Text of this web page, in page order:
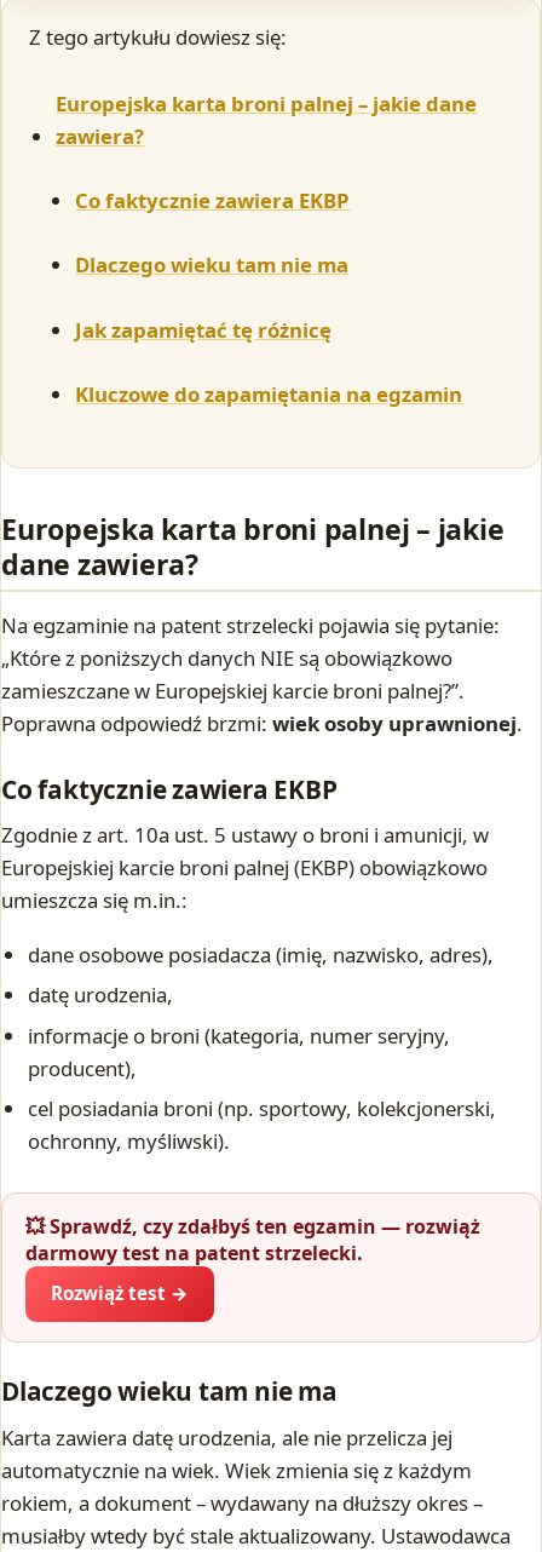
Z tego artykułu dowiesz się:
Europejska karta broni palnej – jakie dane
zawiera?
Co faktycznie zawiera EKBP
Dlaczego wieku tam nie ma
Jak zapamiętać tę różnicę
Kluczowe do zapamiętania na egzamin
Europejska karta broni palnej – jakie
dane zawiera?
Na egzaminie na patent strzelecki pojawia się pytanie:
„Które z poniższych danych NIE są obowiązkowo
zamieszczane w Europejskiej karcie broni palnej?”.
Poprawna odpowiedź brzmi: wiek osoby uprawnionej.
Co faktycznie zawiera EKBP
Zgodnie z art. 10a ust. 5 ustawy o broni i amunicji, w
Europejskiej karcie broni palnej (EKBP) obowiązkowo
umieszcza się m.in.:
dane osobowe posiadacza (imię, nazwisko, adres),
datę urodzenia,
informacje o broni (kategoria, numer seryjny,
producent),
cel posiadania broni (np. sportowy, kolekcjonerski,
ochronny, myśliwski).
💥 Sprawdź, czy zdałbyś ten egzamin — rozwiąż
darmowy test na patent strzelecki.
Rozwiąż test →
Dlaczego wieku tam nie ma
Karta zawiera datę urodzenia, ale nie przelicza jej
automatycznie na wiek. Wiek zmienia się z każdym
rokiem, a dokument – wydawany na dłuższy okres –
musiałby wtedy być stale aktualizowany. Ustawodawca